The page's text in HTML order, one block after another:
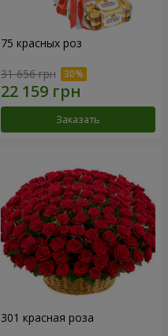
75 красных роз
31 656 грн
Заказать
301 красная роза